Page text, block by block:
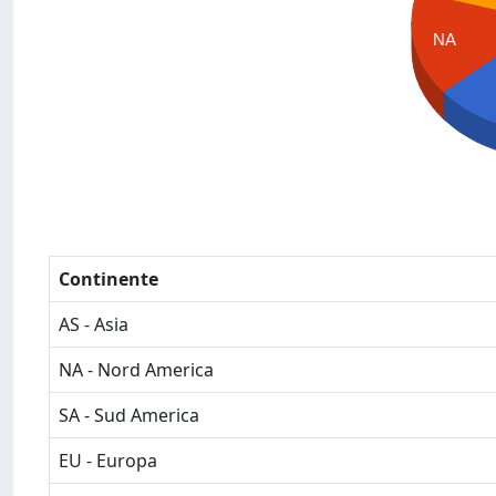
NA
Continente
AS - Asia
NA - Nord America
SA - Sud America
EU - Europa